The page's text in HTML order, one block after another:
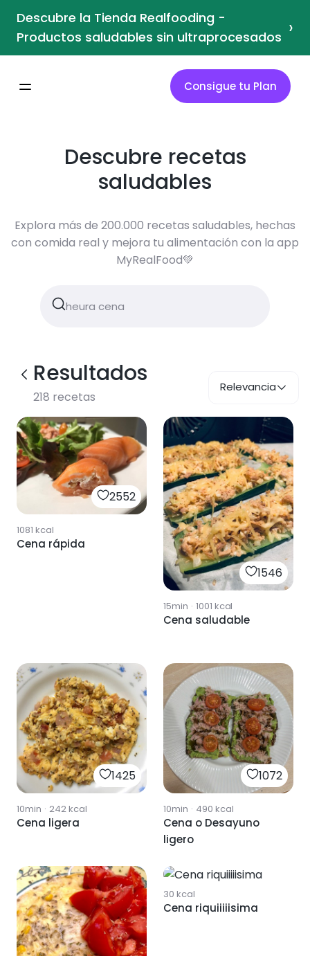
Descubre la Tienda Realfooding -
Productos saludables sin ultraprocesados ›
Consigue tu Plan
Descubre recetas
saludables
Explora más de 200.000 recetas saludables, hechas
con comida real y mejora tu alimentación con la app
MyRealFood💚
Resultados
218 recetas
Relevancia
2552
1081 kcal
Cena rápida
1546
15min · 1001 kcal
Cena saludable
1425
10min · 242kcal
Cena ligera
1072
10min · 490 kcal
Cena o Desayuno
ligero
30 kcal
Cena riquiiiiisima